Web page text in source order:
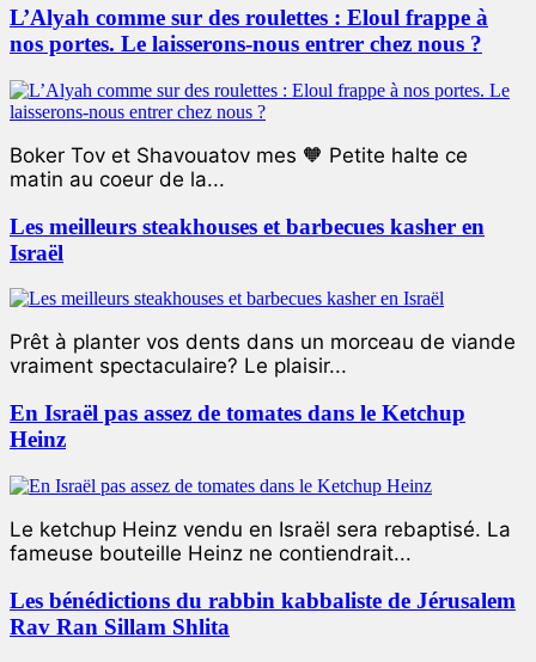
L’Alyah comme sur des roulettes : Eloul frappe à
nos portes. Le laisserons-nous entrer chez nous ?
Boker Tov et Shavouatov mes 🧡 Petite halte ce
matin au coeur de la...
Les meilleurs steakhouses et barbecues kasher en
Israël
Prêt à planter vos dents dans un morceau de viande
vraiment spectaculaire? Le plaisir...
En Israël pas assez de tomates dans le Ketchup
Heinz
Le ketchup Heinz vendu en Israël sera rebaptisé. La
fameuse bouteille Heinz ne contiendrait...
Les bénédictions du rabbin kabbaliste de Jérusalem
Rav Ran Sillam Shlita